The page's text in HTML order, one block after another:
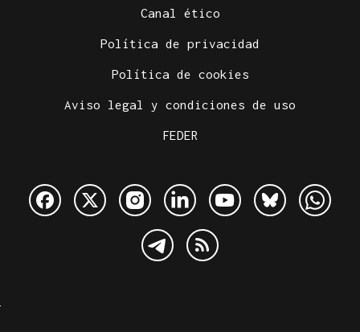
Canal ético
Política de privacidad
Política de cookies
Aviso legal y condiciones de uso
FEDER